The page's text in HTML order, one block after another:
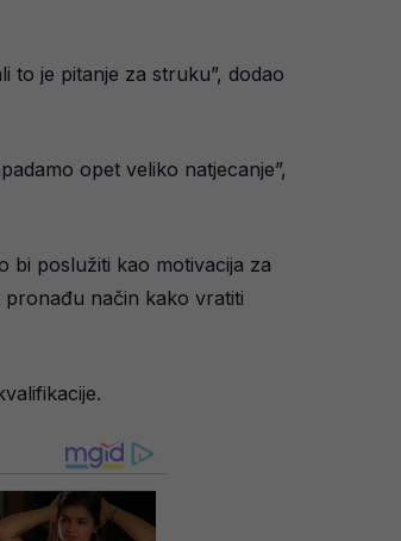
to je pitanje za struku”, dodao
opet veliko natjecanje”,
bi poslužiti kao motivacija za
pronađu način kako vratiti